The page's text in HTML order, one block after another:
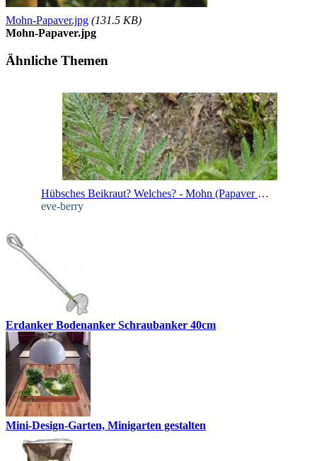
Mohn-Papaver.jpg (131.5 KB)
Mohn-Papaver.jpg
Ähnliche Themen
Hübsches Beikraut? Welches? - Mohn (Papaver spec.)
eve-berry
Erdanker Bodenanker Schraubanker 40cm
Mini-Design-Garten, Minigarten gestalten